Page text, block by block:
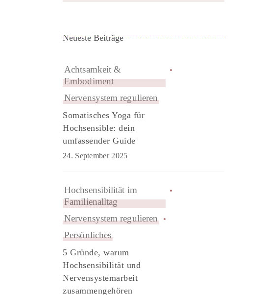
Neueste Beiträge
Achtsamkeit &
Embodiment
Nervensystem regulieren
Somatisches Yoga für
Hochsensible: dein
umfassender Guide
24. September 2025
Hochsensibilität im
Familienalltag
Nervensystem regulieren
Persönliches
5 Gründe, warum
Hochsensibilität und
Nervensystemarbeit
zusammengehören